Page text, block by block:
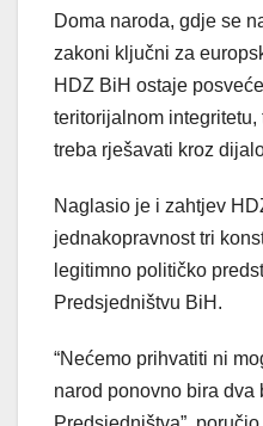
Doma naroda, gdje se
zakoni ključni za
HDZ BiH ostaje
teritorijalnom
treba rješavati kroz
Naglasio je i zahtjev
jednakopravnost tri
legitimno političko
Predsjedništvu BiH.
“Nećemo prihvatiti ni
narod ponovno bira dva